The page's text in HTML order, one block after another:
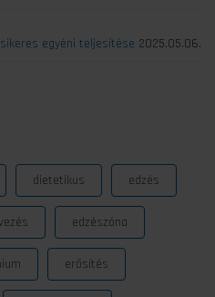
egyéni teljesítése 2025.05.06.
dietetikus edzés
edzészóna
erősítés